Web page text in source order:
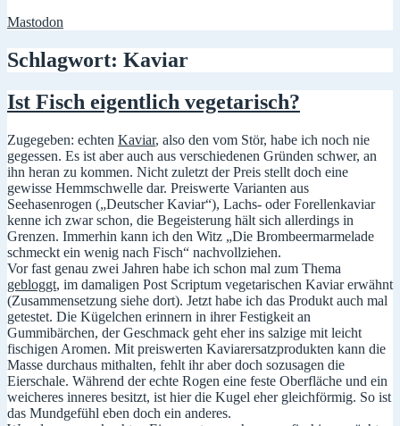
Mastodon
Schlagwort: Kaviar
Ist Fisch eigentlich vegetarisch?
Zugegeben: echten Kaviar, also den vom Stör, habe ich noch nie
gegessen. Es ist aber auch aus verschiedenen Gründen schwer, an
ihn heran zu kommen. Nicht zuletzt der Preis stellt doch eine
gewisse Hemmschwelle dar. Preiswerte Varianten aus
Seehasenrogen („Deutscher Kaviar“), Lachs- oder Forellenkaviar
kenne ich zwar schon, die Begeisterung hält sich allerdings in
Grenzen. Immerhin kann ich den Witz „Die Brombeermarmelade
schmeckt ein wenig nach Fisch“ nachvollziehen.
Vor fast genau zwei Jahren habe ich schon mal zum Thema
gebloggt, im damaligen Post Scriptum vegetarischen Kaviar erwähnt
(Zusammensetzung siehe dort). Jetzt habe ich das Produkt auch mal
getestet. Die Kügelchen erinnern in ihrer Festigkeit an
Gummibärchen, der Geschmack geht eher ins salzige mit leicht
fischigen Aromen. Mit preiswerten Kaviarersatzprodukten kann die
Masse durchaus mithalten, fehlt ihr aber doch sozusagen die
Eierschale. Während der echte Rogen eine feste Oberfläche und ein
weicheres inneres besitzt, ist hier die Kugel eher gleichförmig. So ist
das Mundgefühl eben doch ein anderes.